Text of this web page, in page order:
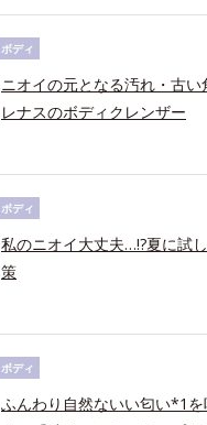
ボディ
ニオイの元となる汚れ・古
レナスのボディクレンザー
ボディ
私のニオイ大丈夫…!?夏に試
策
ボディ
ふんわり自然ないい匂い*1を